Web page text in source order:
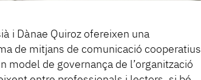
i Dànae Quiroz ofereixen una
de mitjans de comunicació cooperatius
model de governança de l’organització